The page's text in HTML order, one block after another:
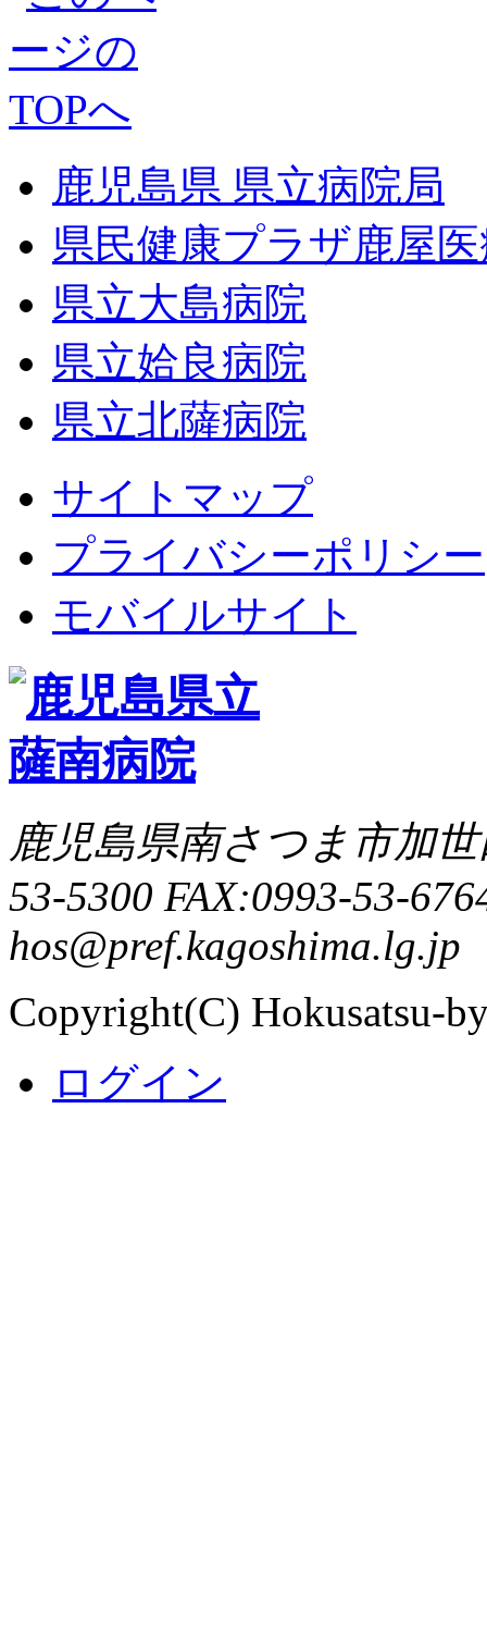
鹿児島県 県立病院局
県民健康プラザ鹿屋
県立大島病院
県立姶良病院
県立北薩病院
サイトマップ
プライバシーポリシー
モバイルサイト
鹿児島県南さつま市加
53-5300 FAX:0993-53-
hos@pref.kagoshima.lg.jp
Copyright(C) Hokusatsu-
ログイン